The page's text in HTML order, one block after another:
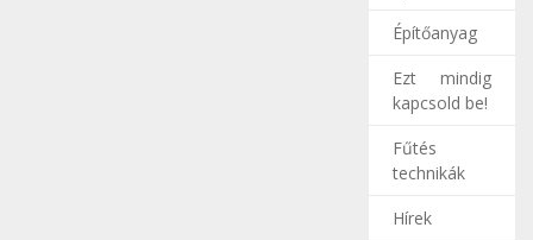
Építőanyag
Ezt mindig
kapcsold be!
Fűtés
technikák
Hírek